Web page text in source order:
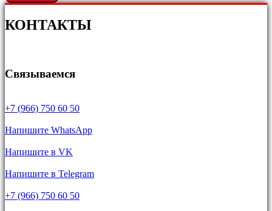
КОНТАКТЫ
Связываемся
+7 (966) 750 60 50
Напишите WhatsApp
Напишите в VK
Напишите в Telegram
+7 (966) 750 60 50